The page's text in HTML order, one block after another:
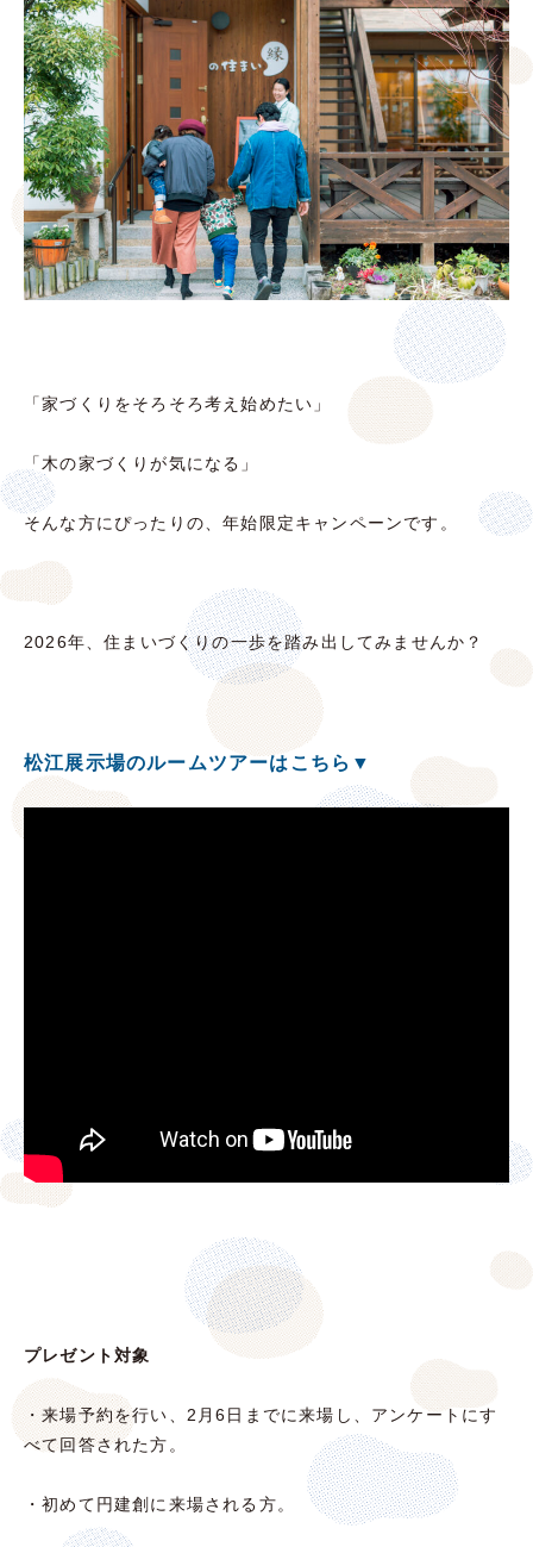
「家づくりをそろそろ考え始めたい」
「木の家づくりが気になる」
そんな方にぴったりの、年始限定キャンペーンです。
2026年、住まいづくりの一歩を踏み出してみませんか？
松江展示場のルームツアーはこちら▼
プレゼント対象
・来場予約を行い、2月6日までに来場し、アンケートにす
べて回答された方。
・初めて円建創に来場される方。